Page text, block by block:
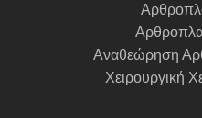
Αναθεώρηση
Χειρουργική